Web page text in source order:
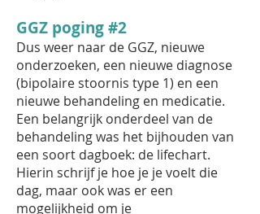
GGZ poging #2
Dus weer naar de GGZ, nieuwe
onderzoeken, een nieuwe diagnose
(bipolaire stoornis type 1) en een
nieuwe behandeling en medicatie.
Een belangrijk onderdeel van de
behandeling was het bijhouden van
een soort dagboek: de lifechart.
Hierin schrijf je hoe je je voelt die
dag, maar ook was er een
mogelijkheid om je